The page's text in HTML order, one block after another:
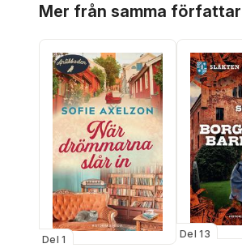
Mer från samma
Del 1 Del 13